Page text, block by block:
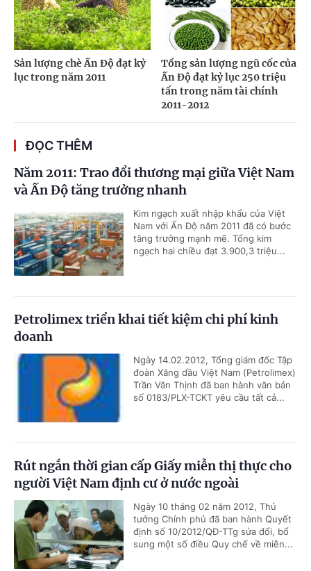
Sản lượng chè Ấn Độ đạt kỷ
lục trong năm 2011
Tổng sản lượng ngũ cốc của
Ấn Độ đạt kỷ lục 250 triệu
tấn trong năm tài chính
2011-2012
ĐỌC THÊM
Năm 2011: Trao đổi thương mại giữa Việt Nam
và Ấn Độ tăng trưởng nhanh
Kim ngạch xuất nhập khẩu của Việt
Nam với Ấn Độ năm 2011 đã có bước
tăng trưởng mạnh mẽ. Tổng kim
ngạch hai chiều đạt 3.900,3 triệu...
Petrolimex triển khai tiết kiệm chi phí kinh
doanh
Ngày 14.02.2012, Tổng giám đốc Tập
đoàn Xăng dầu Việt Nam (Petrolimex)
Trần Văn Thịnh đã ban hành văn bản
số 0183/PLX-TCKT yêu cầu tất cả...
Rút ngắn thời gian cấp Giấy miễn thị thực cho
người Việt Nam định cư ở nước ngoài
Ngày 10 tháng 02 năm 2012, Thủ
tướng Chính phủ đã ban hành Quyết
định số 10/2012/QĐ-TTg sửa đổi, bổ
sung một số điều Quy chế về miễn...